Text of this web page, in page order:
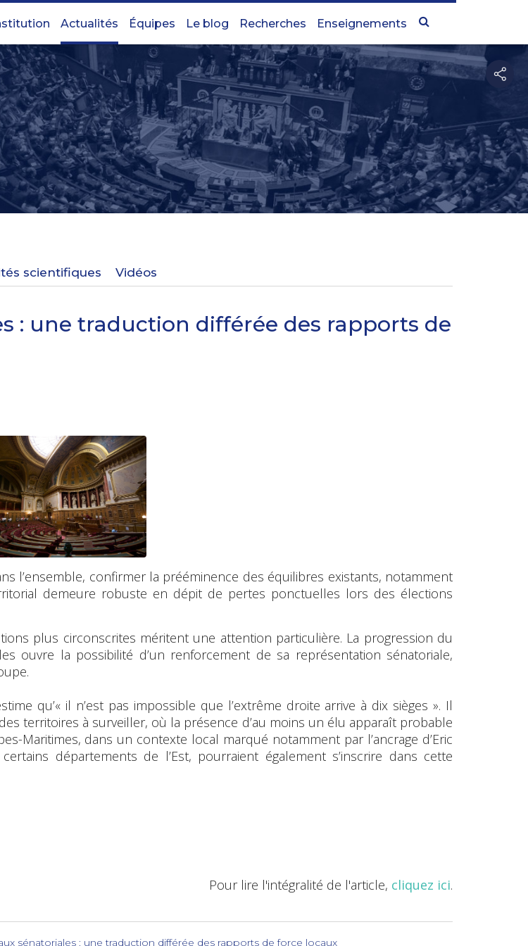
Actualités Équipes Le blog Recherches Enseignements
scientifiques Vidéos
: une traduction différée des rapports de
l’ensemble, confirmer la prééminence des équilibres existants, notamment
demeure robuste en dépit de pertes ponctuelles lors des élections
plus circonscrites méritent une attention particulière. La progression du
ouvre la possibilité d’un renforcement de sa représentation sénatoriale,
qu’« il n’est pas impossible que l’extrême droite arrive à dix sièges ». Il
territoires à surveiller, où la présence d’au moins un élu apparaît probable
Maritimes, dans un contexte local marqué notamment par l’ancrage d’Eric
départements de l’Est, pourraient également s’inscrire dans cette
Pour lire l'intégralité de l'article, cliquez ici.
sénatoriales : une traduction différée des rapports de force locaux